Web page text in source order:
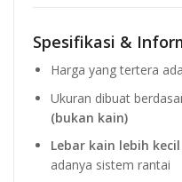
Spesifikasi &
Harga yang tertera
Ukuran dibuat
(bukan kain)
Lebar kain lebih
adanya sistem rantai